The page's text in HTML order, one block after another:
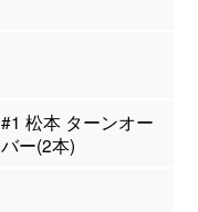
#1 松本 ターンオー
バー(2本)